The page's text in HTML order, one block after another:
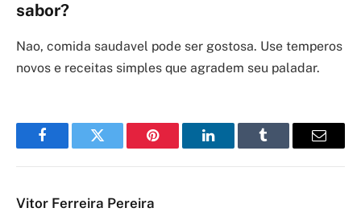
sabor?
Nao, comida saudavel pode ser gostosa. Use temperos
novos e receitas simples que agradem seu paladar.
FacebookTwitter Pinterest LinkedInTumblr Email
Vitor Ferreira Pereira